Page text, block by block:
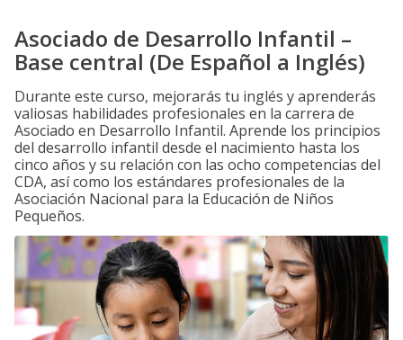
Asociado de Desarrollo Infantil –
Base central (De Español a Inglés)
Durante este curso, mejorarás tu inglés y aprenderás
valiosas habilidades profesionales en la carrera de
Asociado en Desarrollo Infantil. Aprende los principios
del desarrollo infantil desde el nacimiento hasta los
cinco años y su relación con las ocho competencias del
CDA, así como los estándares profesionales de la
Asociación Nacional para la Educación de Niños
Pequeños.